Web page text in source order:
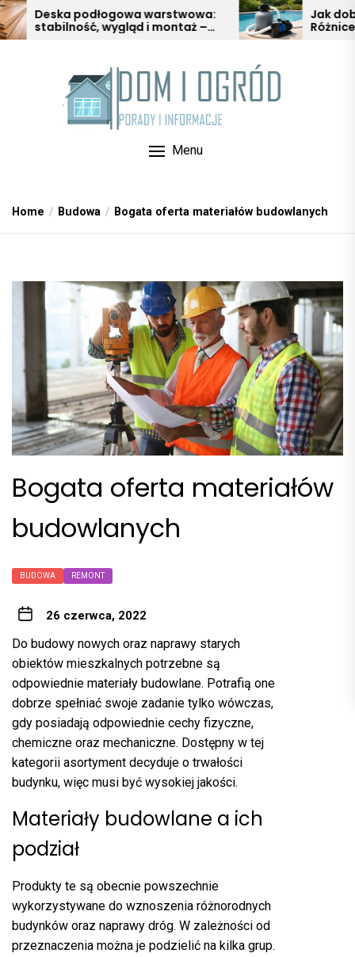
Skip
to
warstwowa:
i montaż –
Jak dobrać pompę do
Różnice między pompą
pompą wody i pompą
Menu
Home Budowa Bogata oferta materiałów budowlanych
Bogata oferta materiałów
budowlanych
BUDOWA REMONT
26 czerwca, 2022
Do budowy nowych oraz naprawy starych
obiektów mieszkalnych potrzebne są
odpowiednie materiały budowlane. Potrafią one
dobrze spełniać swoje zadanie tylko wówczas,
gdy posiadają odpowiednie cechy fizyczne,
chemiczne oraz mechaniczne. Dostępny w tej
kategorii asortyment decyduje o trwałości
budynku, więc musi być wysokiej jakości.
Materiały budowlane a ich
podział
Produkty te są obecnie powszechnie
wykorzystywane do wznoszenia różnorodnych
budynków oraz naprawy dróg. W zależności od
przeznaczenia można je podzielić na kilka grup.